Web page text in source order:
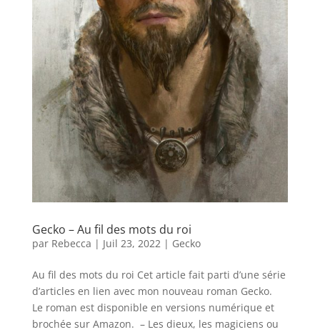
Gecko – Au fil des mots du roi
par Rebecca | Juil 23, 2022| Gecko
Au fil des mots du roi Cet article fait parti d’une série
d’articles en lien avec mon nouveau roman Gecko.
Le roman est disponible en versions numérique et
brochée sur Amazon. – Les dieux, les magiciens ou